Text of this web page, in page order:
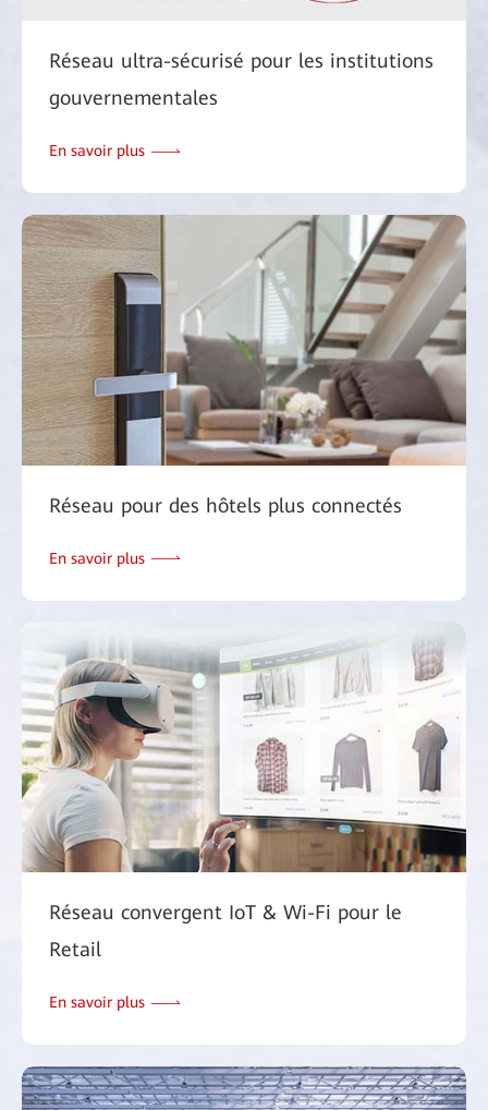
Réseau ultra-sécurisé pour les institutions
gouvernementales
En savoir plus
Réseau pour des hôtels plus connectés
En savoir plus
Réseau convergent IoT & Wi-Fi pour le
Retail
En savoir plus